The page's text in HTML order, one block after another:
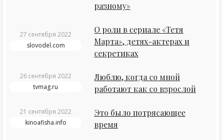
разному»
27 сентября 2022
slovodel.com
О роли в сериале «Тетя
Марта», детях-актерах и
секретиках
26 сентября 2022
tvmag.ru
Люблю, когда со мной
работают как со взрослой
21 сентября 2022
kinoafisha.info
Это было потрясающее
время